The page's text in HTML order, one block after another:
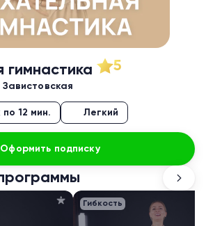
гимнастика 5
12 мин. Легкий
Оформить подписку
Гибкость